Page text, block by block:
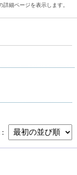
細ページを表示します。